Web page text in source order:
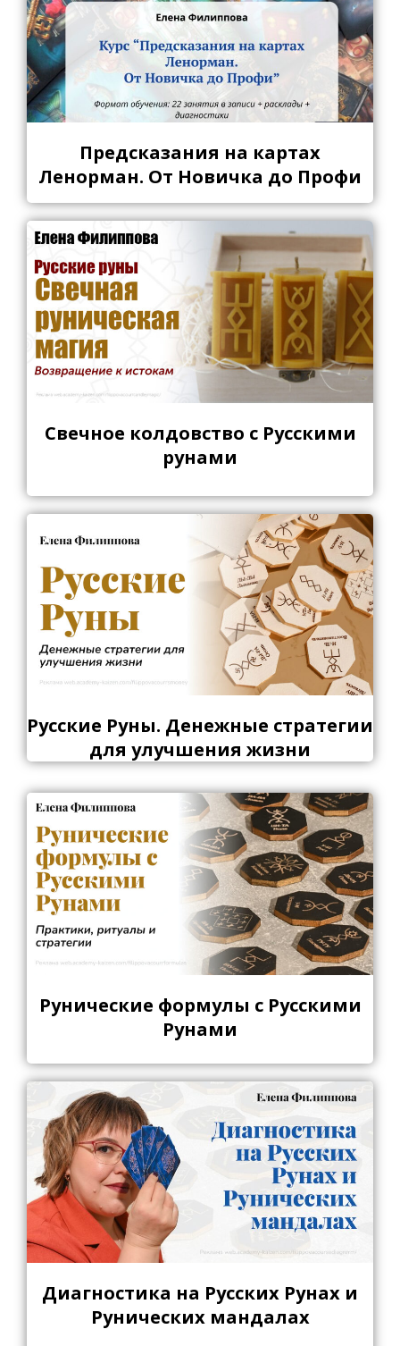
Предсказания на картах
Ленорман. От Новичка до Профи
Свечное колдовство с Русскими
рунами
Русские Руны. Денежные стратегии
для улучшения жизни
Рунические формулы с Русскими
Рунами
Диагностика на Русских Рунах и
Рунических мандалах